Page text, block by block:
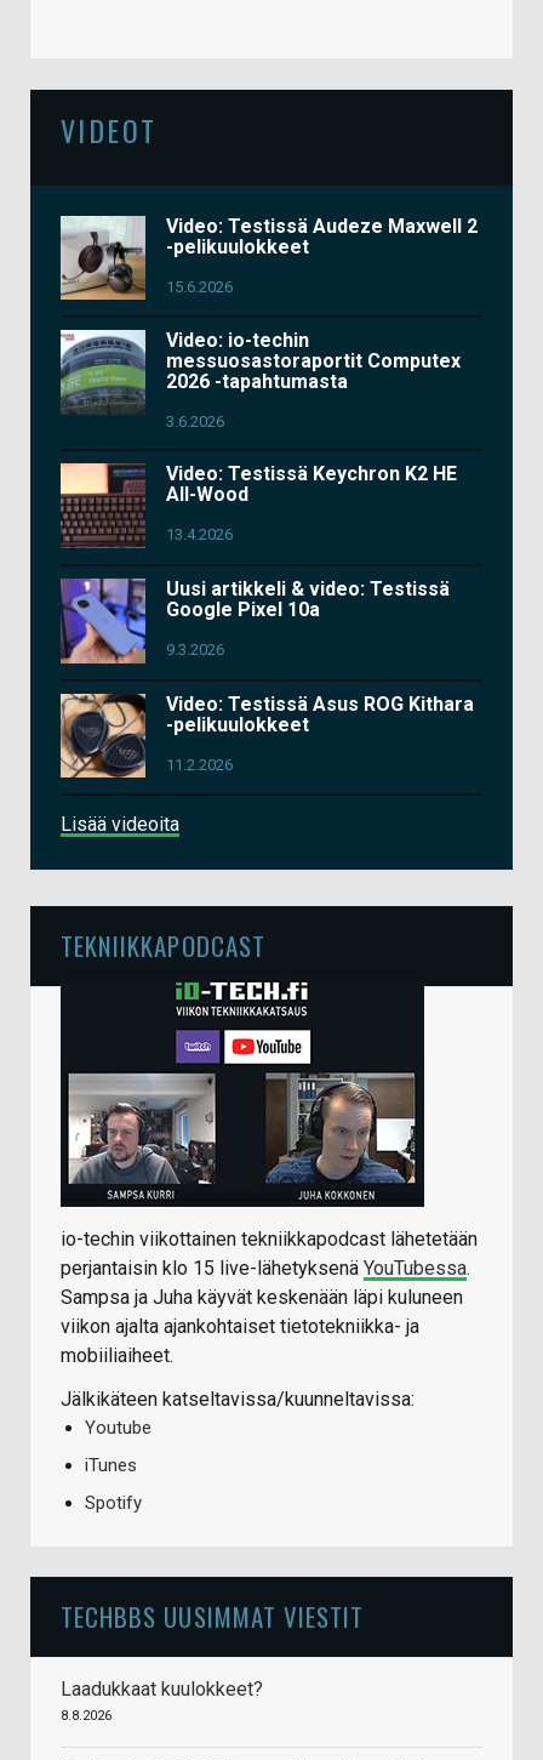
VIDEOT
Video: Testissä Audeze Maxwell 2
-pelikuulokkeet
15.6.2026
Video: io-techin
messuosastoraportit Computex
2026 -tapahtumasta
3.6.2026
Video: Testissä Keychron K2 HE
All-Wood
13.4.2026
Uusi artikkeli & video: Testissä
Google Pixel 10a
9.3.2026
Video: Testissä Asus ROG Kithara
-pelikuulokkeet
11.2.2026
Lisää videoita
TEKNIIKKAPODCAST
io-techin viikottainen tekniikkapodcast lähetetään
perjantaisin klo 15 live-lähetyksenä YouTubessa.
Sampsa ja Juha käyvät keskenään läpi kuluneen
viikon ajalta ajankohtaiset tietotekniikka- ja
mobiiliaiheet.
Jälkikäteen katseltavissa/kuunneltavissa:
Youtube
iTunes
Spotify
TECHBBS UUSIMMAT VIESTIT
Laadukkaat kuulokkeet?
8.8.2026